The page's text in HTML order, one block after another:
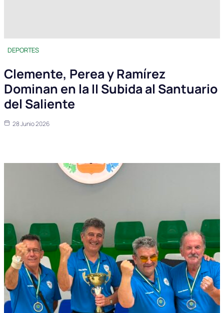
DEPORTES
Clemente, Perea y Ramírez
Dominan en la II Subida al Santuario
del Saliente
28 Junio 2026